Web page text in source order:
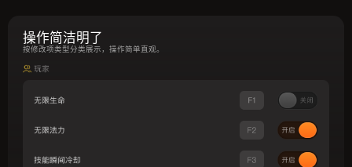
操作简洁明了
按修改项类型分类展示，操作简单直观。